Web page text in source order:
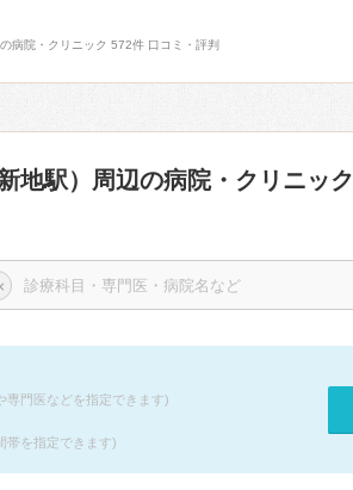
病院・クリニック 572件 口コミ・評判
地駅）周辺の病院・クリニック
専門医などを指定できます)
帯を指定できます)